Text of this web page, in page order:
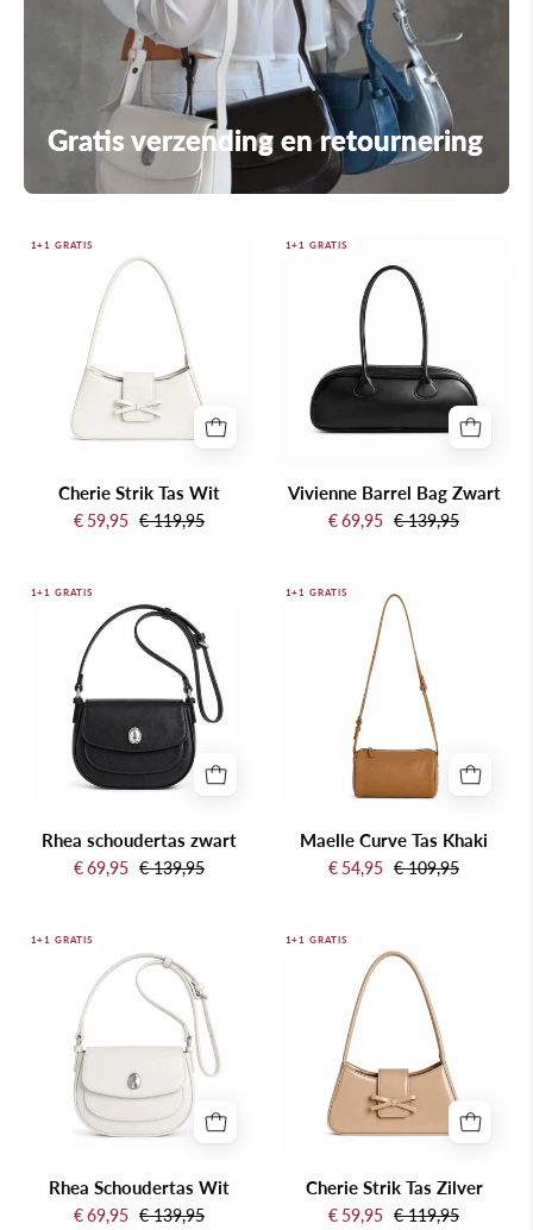
Gratis verzending en retournering
Strik
1+1 GRATIS
Cherie Strik Tas Wit
€ 59,95 € 119,95
Barrel
Bag
Zwart
1+1 GRATIS
Vivienne Barrel Bag Zwart
€ 69,95 € 139,95
schoudertas
zwart
1+1 GRATIS
Rhea schoudertas zwart
€ 69,95 € 139,95
Maelle
Curve
Tas
Khaki
1+1 GRATIS
Maelle Curve Tas Khaki
€ 54,95 € 109,95
Schoudertas
Wit
1+1 GRATIS
Rhea Schoudertas Wit
€ 69,95 € 139,95
Strik
Zilver
1+1 GRATIS
Cherie Strik Tas Zilver
€ 59,95 € 119,95